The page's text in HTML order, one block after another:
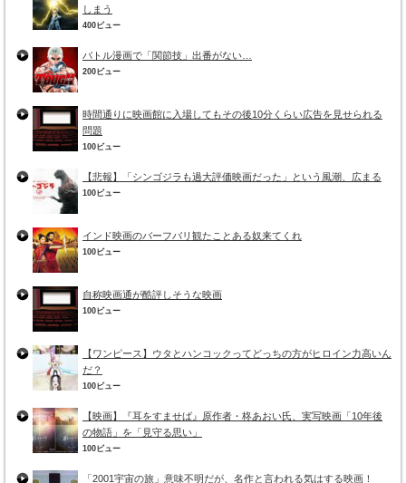
しまう
400ビュー
バトル漫画で「関節技」出番がない…
200ビュー
時間通りに映画館に入場してもその後10分くらい広告を見せられる
問題
100ビュー
【悲報】「シンゴジラも過大評価映画だった」という風潮、広まる
100ビュー
インド映画のバーフバリ観たことある奴来てくれ
100ビュー
自称映画通が酷評しそうな映画
100ビュー
【ワンピース】ウタとハンコックってどっちの方がヒロイン力高いん
だ？
100ビュー
【映画】『耳をすませば』原作者・柊あおい氏、実写映画「10年後
の物語」を「見守る思い」
100ビュー
「2001宇宙の旅」意味不明だが、名作と言われる気はする映画！